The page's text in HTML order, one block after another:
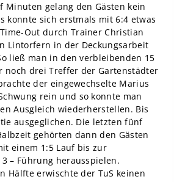
Minuten gelang den Gästen kein
konnte sich erstmals mit 6:4 etwas
Out durch Trainer Christian
Lintorfern in der Deckungsarbeit
ließ man in den verbleibenden 15
noch drei Treffer der Gartenstädter
der eingewechselte Marius
rein und so konnte man
Ausgleich wiederherstellen. Bis
ausgeglichen. Die letzten fünf
gehörten dann den Gästen
einem 1:5 Lauf bis zur
– Führung herausspielen.
Hälfte erwischte der TuS keinen